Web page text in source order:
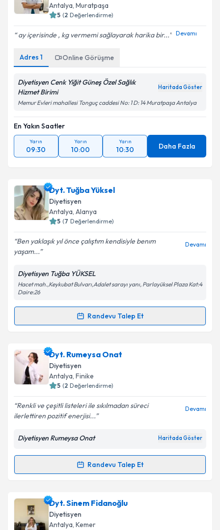
Antalya, Muratpaşa
5 (2 Değerlendirme)
ay içerisinde , kg vermemi sağlayarak harika bir... Devamı
Adres 1 Online Görüşme
Diyetisyen Cenk Yiğit Güneş Özel Sağlık
Hizmet Birimi
Haritada Göster
Memur Evleri mahallesi Tonguç caddesi No: 1 D: 14 Muratpaşa Antalya
En Yakın Saatler
Yarın
09:30
Yarın
10:00
Yarın
10:30 Daha Fazla
Dyt. Tuğba Yüksel
Diyetisyen
Antalya, Alanya
5 (7 Değerlendirme)
Ben yaklaşık yıl önce çalıştım kendisiyle benım
yaşam...
Devamı
Diyetisyen Tuğba YÜKSEL
Hacet mah.,Keykubat Bulvarı,Adalet sarayı yanı, Parlayüksel Plaza Kat:4
Daire:26
Randevu Talep Et
Randevu Takvimi Talebi
Dyt. Tuğba Yükseliçin randevu takvimi talebi
oluşturun. Size bu uzmandan randevu almanız için bir
takvim hazırlandığında e-posta ile bilgilendireceğiz.
Kişisel verilerimin işlenmesine ilişkin
Aydınlatma
kapsamda işlenmesini kabul ediyorum.
Dyt. Rumeysa Onat
Diyetisyen
Antalya, Finike
5 (2 Değerlendirme)
Renkli ve çeşitli listeleri ile sıkılmadan süreci
ilerlettiren pozitif enerjisi...
Devamı
Diyetisyen Rumeysa Onat Haritada Göster
Randevu Talep Et
Randevu Takvimi Talebi
Dyt. Rumeysa Onatiçin randevu takvimi talebi
oluşturun. Size bu uzmandan randevu almanız için bir
takvim hazırlandığında e-posta ile bilgilendireceğiz.
Dyt. Sinem Fidanoğlu
Diyetisyen
Antalya, Kemer